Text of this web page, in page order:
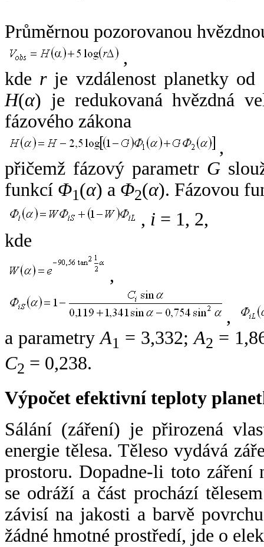
Průměrnou pozorovanou
,
kde rje vzdálenost planetky od
H(α) je redukovaná hvězdná
fázového zákona
,
přičemž fázový parametr G
funkcí Φ1(α) a Φ2(α). Fázovou
, i = 1, 2,
kde
,
,
a parametryA1 = 3,332;A2 =
C2 = 0,238.
Výpočet efektivní teploty
Sálání (záření) je přirozená
energie tělesa. Těleso vydává
prostoru. Dopadne-li toto záření
se odráží a část prochází
závisí na jakosti a barvě
žádné hmotné prostředí, jde o